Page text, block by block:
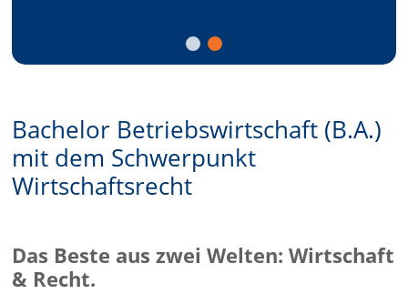
Bachelor Betriebswirtschaft (B.A.)
mit dem Schwerpunkt
Wirtschaftsrecht
Das Beste aus zwei Welten: Wirtschaft
& Recht.